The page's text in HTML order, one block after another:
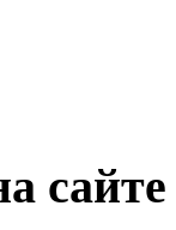
сайте